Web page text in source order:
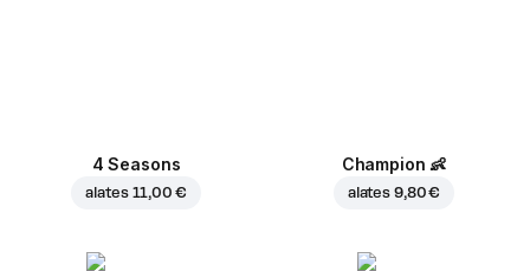
4 Seasons
alates 11,00 €
Champion 👶
alates 9,80 €